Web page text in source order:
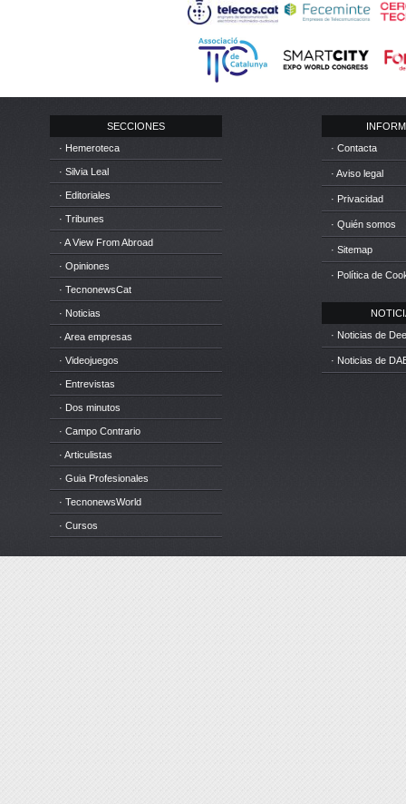
SECCIONES
· Hemeroteca
· Silvia Leal
· Editoriales
· Tribunes
· A View From Abroad
· Opiniones
· TecnonewsCat
· Noticias
· Area empresas
· Videojuegos
· Entrevistas
· Dos minutos
· Campo Contrario
· Articulistas
· Guia Profesionales
· TecnonewsWorld
· Cursos
· Contacta
· Aviso legal
· Privacidad
· Quién somos
· Sitemap
· Política de
· Noticias de
· Noticias de